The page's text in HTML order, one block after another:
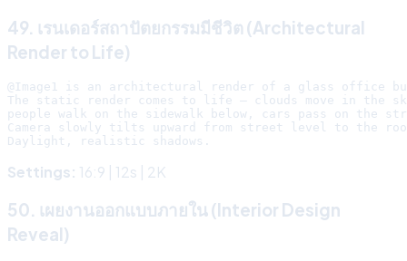
49. เรนเดอร์สถาปัตยกรรมมีชีวิต (Architectural
Render to Life)
@Image1 is an architectural render of a glass office
The static render comes to life — clouds move in the
people walk on the sidewalk below, cars pass on the
Camera slowly tilts upward from street level to the
Settings: 16:9 | 12s | 2K
50. เผยงานออกแบบภายใน (Interior Design
Reveal)